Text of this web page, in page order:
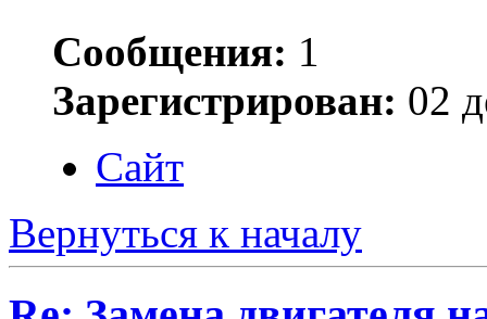
Сообщения: 1
Зарегистрирован: 02
Сайт
Вернуться к началу